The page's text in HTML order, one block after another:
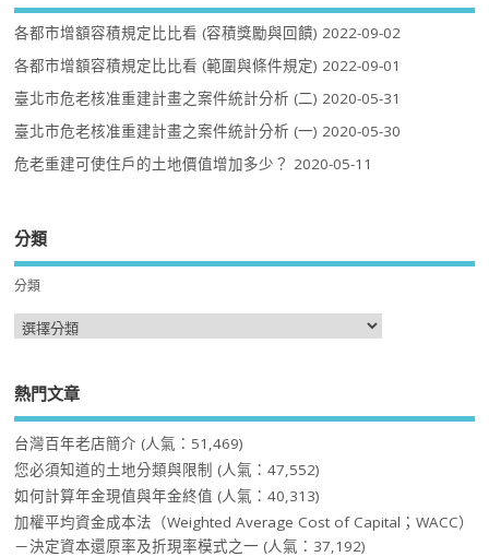
各都市增額容積規定比比看 (容積獎勵與回饋) 2022-09-02
各都市增額容積規定比比看 (範圍與條件規定) 2022-09-01
臺北市危老核准重建計畫之案件統計分析 (二) 2020-05-31
臺北市危老核准重建計畫之案件統計分析 (一) 2020-05-30
危老重建可使住戶的土地價值增加多少？ 2020-05-11
分類
分類
熱門文章
台灣百年老店簡介 (人氣：51,469)
您必須知道的土地分類與限制 (人氣：47,552)
如何計算年金現值與年金終值 (人氣：40,313)
加權平均資金成本法（Weighted Average Cost of Capital；WACC）
－決定資本還原率及折現率模式之一 (人氣：37,192)